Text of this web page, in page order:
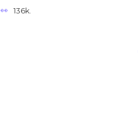
136k.